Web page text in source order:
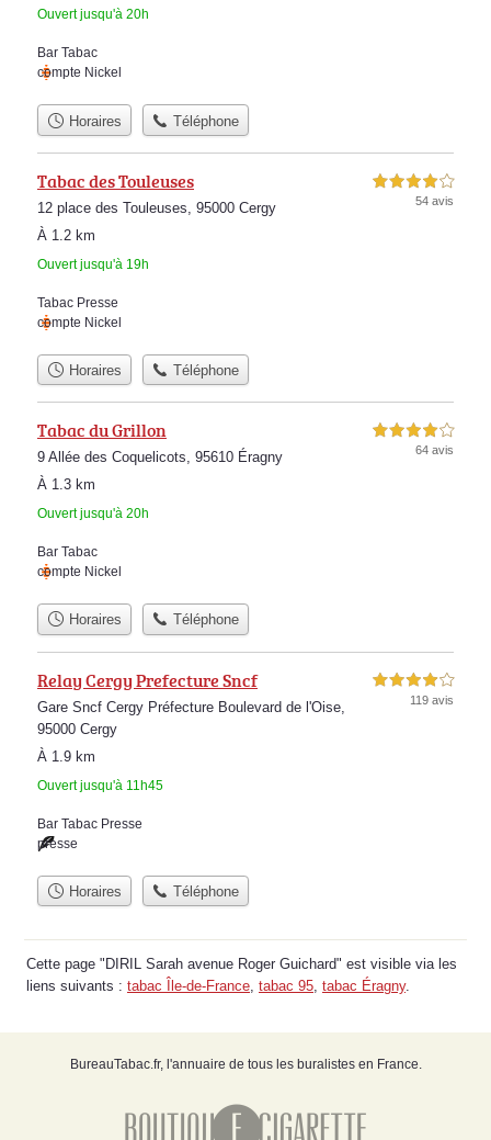
Ouvert jusqu'à 20h
Bar Tabac
compte Nickel
Horaires Téléphone
Tabac des Touleuses
12 place des Touleuses, 95000 Cergy
À 1.2 km
Ouvert jusqu'à 19h
4,0 étoiles sur 5
54 avis
Tabac Presse
compte Nickel
Horaires Téléphone
Tabac du Grillon
9 Allée des Coquelicots, 95610 Éragny
À 1.3 km
Ouvert jusqu'à 20h
4,0 étoiles sur 5
64 avis
Bar Tabac
compte Nickel
Horaires Téléphone
Relay Cergy Prefecture Sncf
Gare Sncf Cergy Préfecture Boulevard de l'Oise,
95000 Cergy
À 1.9 km
Ouvert jusqu'à 11h45
4,0 étoiles sur 5
119 avis
Bar Tabac Presse
presse
Horaires Téléphone
Cette page "DIRIL Sarah avenue Roger Guichard" est visible via les
liens suivants : tabac Île-de-France tabac 95 tabac Éragny.
BureauTabac.fr, l'annuaire de tous les buralistes en France.